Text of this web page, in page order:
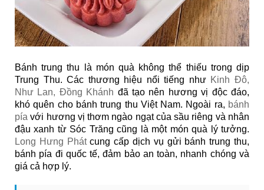
Bánh trung thu là món quà không thể thiếu trong dịp
Trung Thu. Các thương hiệu nổi tiếng như Kinh Đô,
Như Lan, Đồng Khánh đã tạo nên hương vị độc đáo,
khó quên cho bánh trung thu Việt Nam. Ngoài ra, bánh
pía với hương vị thơm ngào ngạt của sầu riêng và nhân
đậu xanh từ Sóc Trăng cũng là một món quà lý tưởng.
Long Hưng Phátcung cấp dịch vụ gửi bánh trung thu,
bánh pía đi quốc tế, đảm bảo an toàn, nhanh chóng và
giá cả hợp lý.